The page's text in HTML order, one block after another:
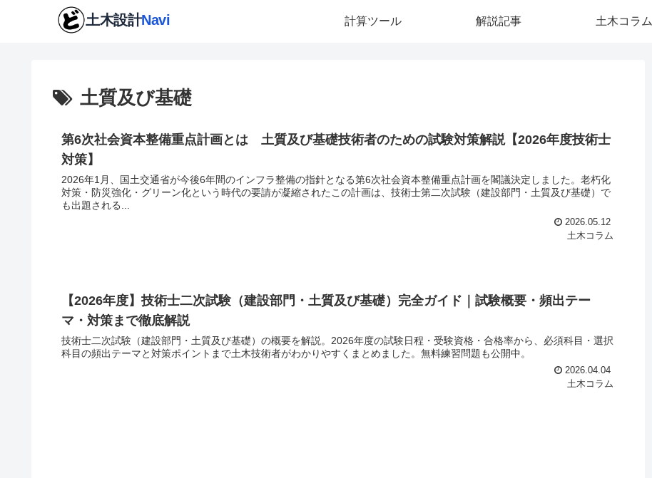
計算ツール 解説記事 土木コラム
土質及び基礎
第6次社会資本整備重点計画とは 土質及び基礎技術者のための試験対策解説【2026年度技術士
対策】
2026年1月、国土交通省が今後6年間のインフラ整備の指針となる第6次社会資本整備重点計画を閣議決定しました。老朽化
対策・防災強化・グリーン化という時代の要請が凝縮されたこの計画は、技術士第二次試験（建設部門・土質及び基礎）で
も出題される...
2026.05.12
土木コラム
【2026年度】技術士二次試験（建設部門・土質及び基礎）完全ガイド｜試験概要・頻出テー
マ・対策まで徹底解説
技術士二次試験（建設部門・土質及び基礎）の概要を解説。2026年度の試験日程・受験資格・合格率から、必須科目・選択
科目の頻出テーマと対策ポイントまで土木技術者がわかりやすくまとめました。無料練習問題も公開中。
2026.04.04
土木コラム